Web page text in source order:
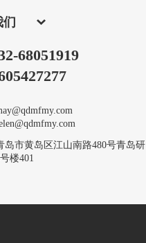
68051919
岛市黄岛区江山南路480号青岛研
楼401